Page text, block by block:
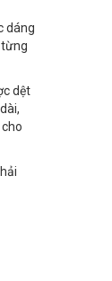
dáng
từng
dệt